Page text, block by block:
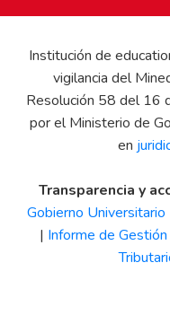
Institución de
vigilancia del
Resolución 58 del 16
por el Ministerio de
en
Transparencia y
Gobierno Universitario
| Informe de Gestión